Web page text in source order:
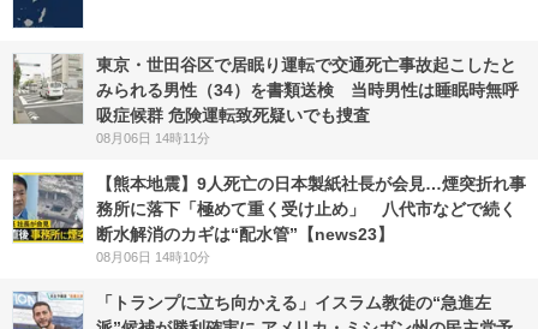
東京・世田谷区で居眠り運転で交通死亡事故起こしたと
みられる男性（34）を書類送検 当時男性は睡眠時無呼
吸症候群 危険運転致死疑いでも捜査
08月06日 14時11分
【熊本地震】9人死亡の日本製紙社長が会見…煙突折れ事
務所に落下「極めて重く受け止め」 八代市などで続く
断水解消のカギは“配水管”【news23】
08月06日 14時10分
「トランプに立ち向かえる」イスラム教徒の“急進左